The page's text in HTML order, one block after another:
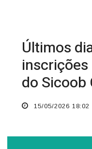
Últimos
inscrições
do Sicoob
15/05/2026 18:02